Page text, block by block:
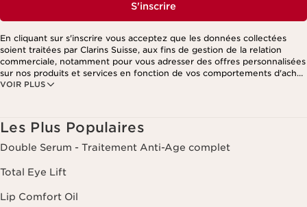
S'inscrire
VOIR PLUS
En cliquant sur s'inscrire vous acceptez que les données collectées
soient traitées par Clarins Suisse, aux fins de gestion de la relation
commerciale, notamment pour vous adresser des offres personnalisées
sur nos produits et services en fonction de vos comportements d'achat,
de vos habitudes et/ou de vos centres d'intérêts, y compris par
cliquant sur le lien de désinscription présent dans chaque newsletter.
Ces informations sont traitées par Clarins et ses prestataires pour le
traitement de votre commande, à des fins de gestion de la relation
client. Notamment pour vous proposer des offres personnalisées et/ou
pour gérer votre adhésion à notre Programme de fidélité et créer votre
programme beauté personnalisé. Les données sont conservées
dernier contact. Vous disposez d'un droit d'accès, de rectification, de
Les Plus Populaires
Double Serum - Traitement Anti-Age complet
Total Eye Lift
Lip Comfort Oil